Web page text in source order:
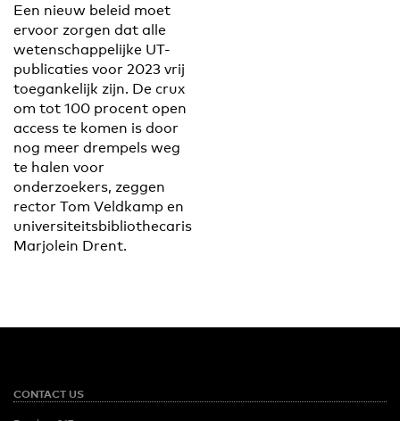
Een nieuw beleid moet
ervoor zorgen dat alle
wetenschappelijke UT-
publicaties voor 2023 vrij
toegankelijk zijn. De crux
om tot 100 procent open
access te komen is door
nog meer drempels weg
te halen voor
onderzoekers, zeggen
rector Tom Veldkamp en
universiteitsbibliothecaris
Marjolein Drent.
CONTACT US